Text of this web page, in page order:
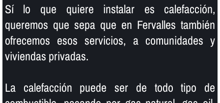
Sí­ lo que quiere instalar es calefacción,
queremos que sepa que en Fervalles también
ofrecemos esos servicios, a comunidades y
viviendas privadas.
La calefacción puede ser de todo tipo de